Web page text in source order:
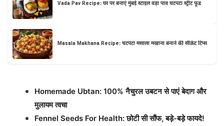
Vada Pav Recipe: घर पर बनाएं मुंबई स्टाइल वड़ा पाव चटपटा स्ट्रीट फूड
Masala Makhana Recipe: चटपटा मसाला मखाना बनाने की सीक्रेट टिप्स
Homemade Ubtan: 100% नैचुरल उबटन से पाएं बेदाग और
मुलायम त्वचा
Fennel Seeds For Health: छोटी सी सौंफ, बड़े-बड़े फायदे!